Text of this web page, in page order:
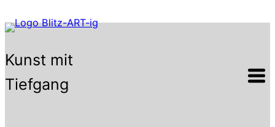
Inhalt
Kunst mit
Tiefgang